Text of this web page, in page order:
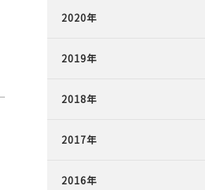
2020年
2019年
2018年
2017年
2016年